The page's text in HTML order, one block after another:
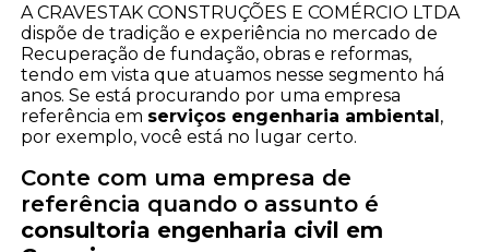
A CRAVESTAK CONSTRUÇÕES E COMÉRCIO LTDA
dispõe de tradição e experiência no mercado de
Recuperação de fundação, obras e reformas,
tendo em vista que atuamos nesse segmento há
anos. Se está procurando por uma empresa
referência em serviços engenharia ambiental,
por exemplo, você está no lugar certo.
Conte com uma empresa de
referência quando o assunto é
consultoria engenharia civil em